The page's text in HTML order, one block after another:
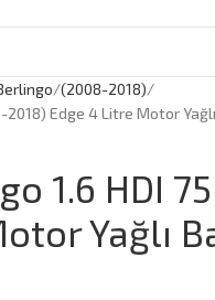
(2008-2018)
2018) Edge 4 Litre Motor
1.6 HDI
Yağlı